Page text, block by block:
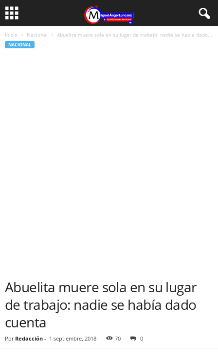
Inicio Nacional Abuelita muere sola en su lugar de trabajo: nadie se había dado...
NACIONAL
Abuelita muere sola en su lugar
de trabajo: nadie se había dado
cuenta
Por Redacción - 1 septiembre, 2018 70 0